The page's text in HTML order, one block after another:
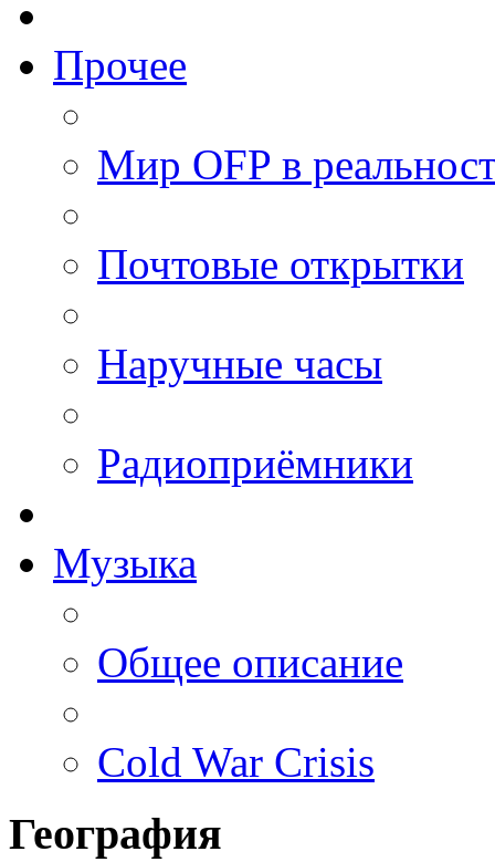
Прочее
Мир OFP в
Почтовые открытки
Наручные часы
Радиоприёмники
Музыка
Общее описание
Cold War Crisis
География